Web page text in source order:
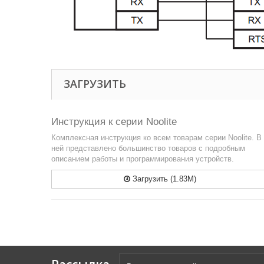
ЗАГРУЗИТЬ
Инструкция к серии Noolite
Комплексная инструкция ко всем товарам серии Noolite. В
ней представлено большинство товаров с подробным
описанием работы и программирования устройств.
Загрузить (1.83M)